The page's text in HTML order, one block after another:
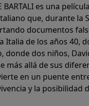
BARTALI es una
que, durante la
documentos
Italia de los años 40,
donde dos niños,
más allá de sus
en un puente
y la